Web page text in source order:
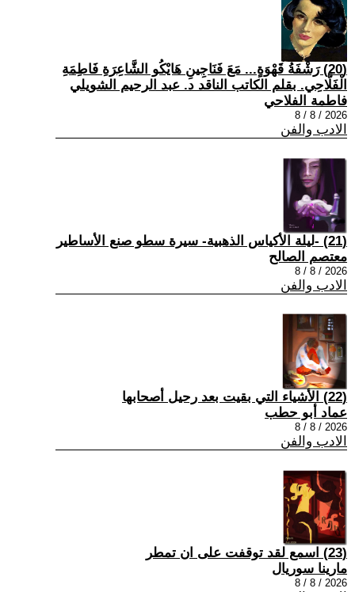
(20) رَشْفَةُ قَهْوَةٍ... مَعَ فَنَاجِينِ هَايْكُو الشَّاعِرَةِ فَاطِمَةِ
الْفَلَّاحِي. بقلم الكاتب الناقد د. عبد الرحيم الشويلي
فاطمة الفلاحي
2026 / 8 / 8
الادب والفن
(21) -ليلة الأكياس الذهبية- سيرة سطو صنع الأساطير
معتصم الصالح
2026 / 8 / 8
الادب والفن
(22) الأشياء التي بقيت بعد رحيل أصحابها
عماد أبو حطب
2026 / 8 / 8
الادب والفن
(23) اسمع لقد توقفت على ان تمطر
مارينا سوريال
2026 / 8 / 8